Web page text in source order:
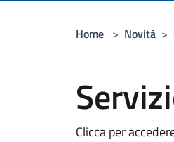
Home > Novità >
Clicca per